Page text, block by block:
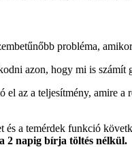
probléma,
azon, hogy mi is számít
el az a teljesítmény, amire a
és a temérdek funkció
2 napig bírja töltés nélkül.